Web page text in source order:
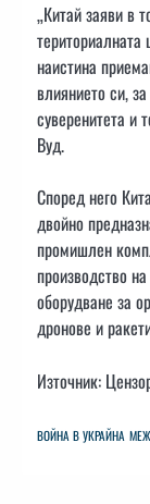
„Китай заяви в
наистина
влиянието си,
суверенитета и
Вуд.
Според него
двойно
промишлен
производство
оборудване за
дронове и
Източник:
ВОЙНА В УКРАЙНА